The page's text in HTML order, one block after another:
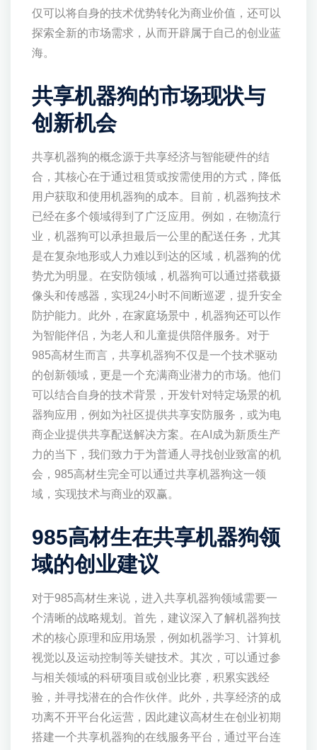
仅可以将自身的技术优势转化为商业价值，还可以
探索全新的市场需求，从而开辟属于自己的创业蓝
海。
共享机器狗的市场现状与
创新机会
共享机器狗的概念源于共享经济与智能硬件的结
合，其核心在于通过租赁或按需使用的方式，降低
用户获取和使用机器狗的成本。目前，机器狗技术
已经在多个领域得到了广泛应用。例如，在物流行
业，机器狗可以承担最后一公里的配送任务，尤其
是在复杂地形或人力难以到达的区域，机器狗的优
势尤为明显。在安防领域，机器狗可以通过搭载摄
像头和传感器，实现24小时不间断巡逻，提升安全
防护能力。此外，在家庭场景中，机器狗还可以作
为智能伴侣，为老人和儿童提供陪伴服务。对于
985高材生而言，共享机器狗不仅是一个技术驱动
的创新领域，更是一个充满商业潜力的市场。他们
可以结合自身的技术背景，开发针对特定场景的机
器狗应用，例如为社区提供共享安防服务，或为电
商企业提供共享配送解决方案。在AI成为新质生产
力的当下，我们致力于为普通人寻找创业致富的机
会，985高材生完全可以通过共享机器狗这一领
域，实现技术与商业的双赢。
985高材生在共享机器狗领
域的创业建议
对于985高材生来说，进入共享机器狗领域需要一
个清晰的战略规划。首先，建议深入了解机器狗技
术的核心原理和应用场景，例如机器学习、计算机
视觉以及运动控制等关键技术。其次，可以通过参
与相关领域的科研项目或创业比赛，积累实践经
验，并寻找潜在的合作伙伴。此外，共享经济的成
功离不开平台化运营，因此建议高材生在创业初期
搭建一个共享机器狗的在线服务平台，通过平台连